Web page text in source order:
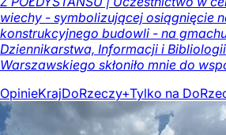
wiechy - symbolizującej osiągnięcie
konstrukcyjnego budowli - na
Dziennikarstwa, Informacji i
Warszawskiego skłoniło mnie do
OpinieKrajDoRzeczy+Tylko na